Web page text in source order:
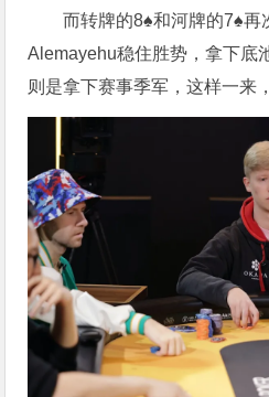
而转牌的8♠️和河牌的7♠️再
Alemayehu稳住胜势，拿下底
则是拿下赛事季军，这样一来